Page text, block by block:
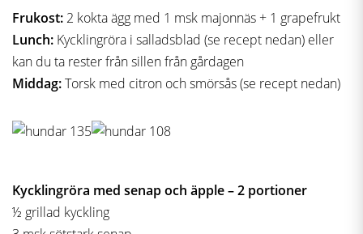
Frukost: 2 kokta ägg med 1 msk majonnäs + 1 grapefrukt
Lunch: Kycklingröra i salladsblad (se recept nedan) eller
kan du ta rester från sillen från gårdagen
Middag:Torsk med citron och smörsås (se recept nedan)
Kycklingröra med senap och äpple – 2 portioner
½ grillad kyckling